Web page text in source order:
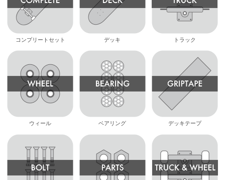
コンプリートセット デッキ トラック
ウィール ベアリング デッキテープ